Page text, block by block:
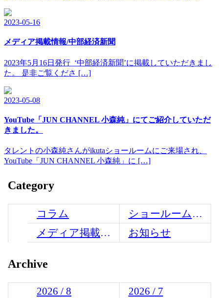
2023-05-16
メディア掲載情報/中部経済新聞
2023年5月16日発行 ‘中部経済新聞’に掲載していただきまし
た。 是非ご覧くださ […]
2023-05-08
YouTube「JUN CHANNEL 小森純」にてご紹介していただ
きました。
タレントの小森純さんがikutaショールームにご来場され、
YouTube「JUN CHANNEL 小森純」に […]
Category
コラム
ショールームからのお知らせ
メディア掲載情報
お知らせ
Archive
2026 / 8 2026 / 7